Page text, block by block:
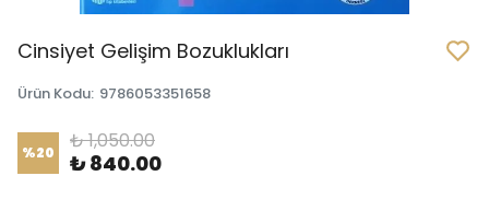
Cinsiyet Gelişim Bozuklukları
Ürün Kodu: 9786053351658
%20 ₺ 1,050.00
₺ 840.00